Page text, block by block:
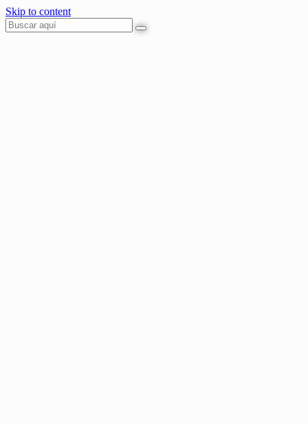
Skip to content